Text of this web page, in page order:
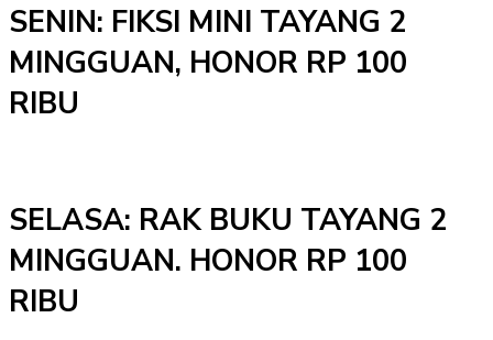
SENIN: FIKSI MINI TAYANG 2
MINGGUAN, HONOR RP 100
RIBU
SELASA: RAK BUKU TAYANG 2
MINGGUAN. HONOR RP 100
RIBU